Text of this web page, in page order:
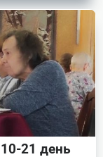
21 день